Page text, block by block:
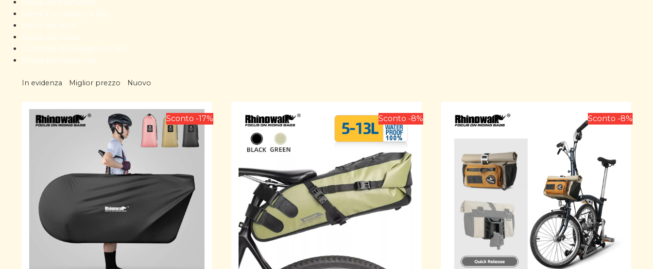
Borse da manubrio
Borse Portapacchi Bici
Borse da sella
Borse da Telaio
Custodie da viaggio per bici
Borse portautensili
In evidenza Miglior prezzo Nuovo
Sconto -17% Sconto -8% Sconto -8%